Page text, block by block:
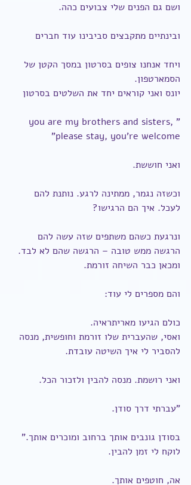
ושם גם הפנים שלי צבועים כהה.
ובינתיים מתקבצים סביבינו עוד חברים
ויחד אנחנו צופים בסרטון במסך הקטן של
הסמארטפון.
יונס ואני קוראים יחד את השלטים בסרטון
"you are my brothers and sisters,
please stay, you're welcome"
ואני חוששת.
וכשזה נגמר, ממתינה לרגע. נותנת להם
לעכל. איך הם הרגישו?
ונרגעת כשהם משתפים שזה עשה להם
הרגשה ממש טובה – הרגשה שהם לא לבד.
ומכאן כבר השיחה זורמת.
והם מספרים לי עוד:
כולם הגיעו מאריתראיה.
ואסי, שהעברית שלו זורמת וחופשית, מנסה
להסביר לי איך השיטה עובדת.
ואני רושמת. מנסה להבין ולזכור הכל.
"עברתי דרך סודן.
בסודן גונבים אותך ברחוב ומוכרים אותך."
לוקח לי זמן להבין.
אה, חוטפים אותך.